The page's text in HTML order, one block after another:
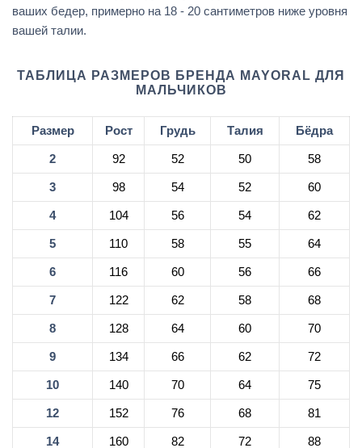
ваших бедер, примерно на 18 - 20 сантиметров ниже уровня
вашей талии.
ТАБЛИЦА РАЗМЕРОВ БРЕНДА MAYORAL ДЛЯ
МАЛЬЧИКОВ
Размер Рост Грудь Талия Бёдра
2 92 52 50 58
3 98 54 52 60
4 104 56 54 62
5 110 58 55 64
6 116 60 56 66
7 122 62 58 68
8 128 64 60 70
9 134 66 62 72
10 140 70 64 75
12 152 76 68 81
14 160 82 72 88